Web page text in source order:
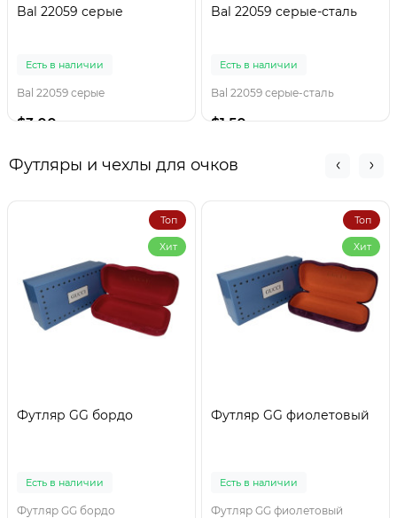
Bal 22059 серые
Есть в наличии
Bal 22059 серые
$3.00
Bal 22059 серые-сталь
Есть в наличии
Bal 22059 серые-сталь
$1.50
Футляры и чехлы для очков
Топ
Хит
Футляр GG бордо
Есть в наличии
Футляр GG бордо
Топ
Хит
Футляр GG фиолетовый
Есть в наличии
Футляр GG фиолетовый